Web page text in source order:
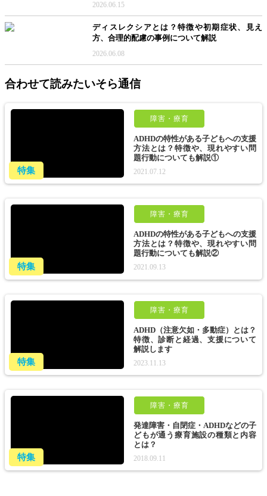
2026.06.15
ディスレクシアとは？特徴や初期症状、見え
方、合理的配慮の事例について解説
2026.06.08
合わせて読みたいそら通信
特集
障害・療育
ADHDの特性がある子どもへの支援
方法とは？特徴や、現れやすい問
題行動についても解説①
2021.07.12
特集
障害・療育
ADHDの特性がある子どもへの支援
方法とは？特徴や、現れやすい問
題行動についても解説②
2021.09.13
特集
障害・療育
ADHD（注意欠如・多動症）とは？
特徴、診断と経過、支援について
解説します
2023.11.13
特集
障害・療育
発達障害・自閉症・ADHDなどの子
どもが通う療育施設の種類と内容
とは？
2018.09.11